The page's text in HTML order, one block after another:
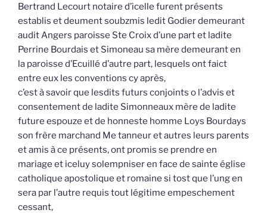
Bertrand Lecourt notaire d’icelle furent présents
establis et deument soubzmis ledit Godier demeurant
audit Angers paroisse Ste Croix d’une part et ladite
Perrine Bourdais et Simoneau sa mère demeurant en
la paroisse d’Ecuillé d’autre part, lesquels ont faict
entre eux les conventions cy après,
c’est à savoir que lesdits futurs conjoints o l’advis et
consentement de ladite Simonneaux mère de ladite
future espouze et de honneste homme Loys Bourdays
son frère marchand Me tanneur et autres leurs parents
et amis à ce présents, ont promis se prendre en
mariage et iceluy solempniser en face de sainte église
catholique apostolique et romaine si tost que l’ung en
sera par l’autre requis tout légitime empeschement
cessant,